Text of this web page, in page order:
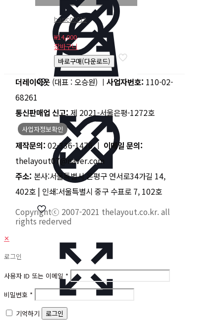
basic00015
₩14,000
장바구니
바로구매(다운로드)
더레이아웃 (대표 : 오승원) ㅣ 사업자번호: 110-02-
68261
통신판매업 신고: 제 2021-서울은평-1272호
사업자정보확인
제작문의: 02-336-1476 ㅣ 이메일 문의:
thelayout07@naver.com
주소: 본사:서울특별시 은평구 연서로34가길 14,
402호 | 인쇄:서울특별시 중구 수표로 7, 102호
Copyrightⓒ 2007-2021 thelayout.co.kr. all
rights rederved
✕
로그인
사용자 ID 또는 이메일 *
비밀번호 *
기억하기
로그인